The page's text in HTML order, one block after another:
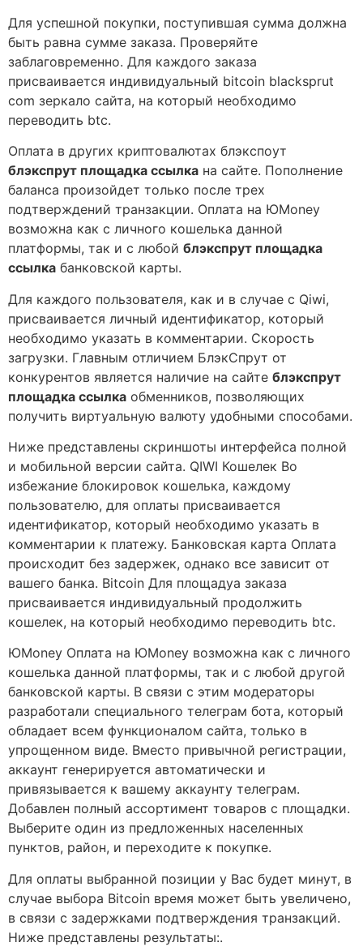
Для успешной покупки, поступившая сумма должна
быть равна сумме заказа. Проверяйте
заблаговременно. Для каждого заказа
присваивается индивидуальный bitcoin blacksprut
com зеркало сайта, на который необходимо
переводить btc.
Оплата в других криптовалютах блэкспоут
блэкспрут площадка ссылка на сайте. Пополнение
баланса произойдет только после трех
подтверждений транзакции. Оплата на ЮMoney
возможна как с личного кошелька данной
платформы, так и с любой блэкспрут площадка
ссылка банковской карты.
Для каждого пользователя, как и в случае с Qiwi,
присваивается личный идентификатор, который
необходимо указать в комментарии. Скорость
загрузки. Главным отличием БлэкСпрут от
конкурентов является наличие на сайте блэкспрут
площадка ссылка обменников, позволяющих
получить виртуальную валюту удобными способами.
Ниже представлены скриншоты интерфейса полной
и мобильной версии сайта. QIWI Кошелек Во
избежание блокировок кошелька, каждому
пользователю, для оплаты присваивается
идентификатор, который необходимо указать в
комментарии к платежу. Банковская карта Оплата
происходит без задержек, однако все зависит от
вашего банка. Bitcoin Для площадуа заказа
присваивается индивидуальный продолжить
кошелек, на который необходимо переводить btc.
ЮMoney Оплата на ЮMoney возможна как с личного
кошелька данной платформы, так и с любой другой
банковской карты. В связи с этим модераторы
разработали специального телеграм бота, который
обладает всем функционалом сайта, только в
упрощенном виде. Вместо привычной регистрации,
аккаунт генерируется автоматически и
привязывается к вашему аккаунту телеграм.
Добавлен полный ассортимент товаров с площадки.
Выберите один из предложенных населенных
пунктов, район, и переходите к покупке.
Для оплаты выбранной позиции у Вас будет минут, в
случае выбора Bitcoin время может быть увеличено,
в связи с задержками подтверждения транзакций.
Ниже представлены результаты:.